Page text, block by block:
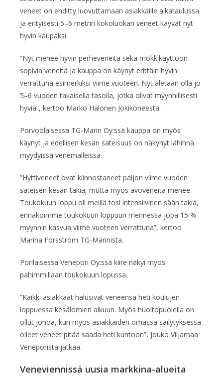
veneet on ehditty luovuttamaan asiakkaille aikataulussa
ja erityisesti 5–6 metrin kokoluokan veneet käyvät nyt
hyvin kaupaksi.
”Nyt menee hyvin perheveneitä sekä mökkikäyttöön
sopivia veneitä ja kauppa on käynyt erittäin hyvin
verrattuna esimerkiksi viime vuoteen. Nyt aletaan olla jo
5–6 vuoden takaisella tasolla, jotka olivat myynnillisesti
hyviä”, kertoo Marko Halonen Jokikoneesta.
Porvoolaisessa TG-Marin Oy:ssä kauppa on myös
käynyt ja edellisen kesän sateisuus on näkynyt lähinnä
myydyissä venemalleissa.
”Hyttiveneet ovat kiinnostaneet paljon viime vuoden
sateisen kesän takia, mutta myös avoveneitä menee.
Toukokuun loppu oli meillä tosi intensiivinen sään takia,
ennakoimme toukokuun loppuun mennessä jopa 15 %
myynnin kasvua viime vuoteen verrattuna”, kertoo
Marina Forsström TG-Marinista.
Porilaisessa Venepori Oy:ssä kiire näkyi myös
pahimmillaan toukokuun lopussa.
”Kaikki asiakkaat halusivat veneensä heti koulujen
loppuessa kesälomien alkuun. Myös huoltopuolella on
ollut jonoa, kun myös asiakkaiden omassa säilytyksessä
olleet veneet pitää saada heti kuntoon”, Jouko Viljamaa
Veneporista jatkaa.
Veneviennissä uusia markkina-alueita